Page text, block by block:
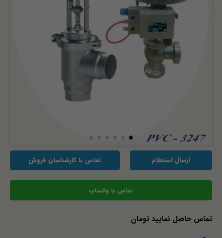
ارسال استعلام تماس با کارشناسان فروش
تماس با واتساپ
تماس حاصل نمایید تومان